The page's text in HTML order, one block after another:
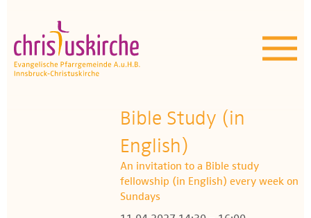
Aktuelles | Über uns
Unser Angebot
Termine
OEZ
Wissenswertes
Medien
Bible Study (in
English)
An invitation to a Bible study
fellowship (in English) every week on
Sundays